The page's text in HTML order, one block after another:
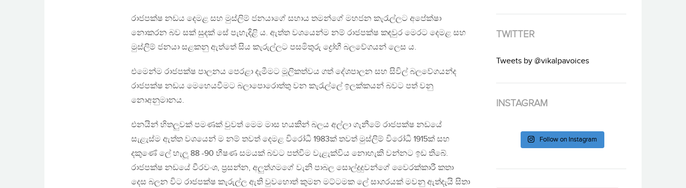
රාජපක්ෂ නඩය දෙමළ සහ මුස්ලිම් ජනයාගේ සහාය තමන්ගේ මහජන කැරැල්ලට අපේක්ෂා
නොකරන බව සක් සුදක් සේ පැහැදිළි ය. ඇත්ත වශයෙන්ම නම් රාජපක්ෂ කඳවුර මෙරට දෙමළ සහ
මුස්ලිම් ජනයා සළකනු ඇත්තේ සිය කැරුල්ලට පසමිතුරු ද්‍රෝහී බලවේගයන් ලෙස ය.
එමෙන්ම රාජපක්ෂ පාලනය පෙරළා දැමීමට මූලිකත්වය ගත් දේශපාලන සහ සිවිල් බලවේගයන්ද
රාජපක්ෂ නඩය මෙහෙයවීමට බලාපොරොත්තු වන කැරැල්ලේ ඉලක්කයන් බවට පත් වනු
නොඅනුමානය.
එනයින් හිතලුවක් පමණක් වුවත් මෙම මාස හයකින් බලය අල්ලා ගැනීමේ රාජපක්ෂ නඩයේ
සැළැස්ම ඇත්ත වශයෙන් ම නම් තවත් දෙමළ විරෝධී 1983ක් තවත් මුස්ලිම් විරෝධී 1915ක් සහ
දකුණේ ලේ හැලූ 88 -90 භීෂණ සමයක් බවට පත්වීම වැළැක්විය නොහැකි වන්නට ඉඩ තිබේ.
රාජපක්ෂ නඩයේ වීරවංශ, ප්‍රසන්න, අලුත්ගමගේ වැනි පාබල සොල්දුදුවන්ගේ වෛරක්කාරී කතා
දෙස බලන විට රාජපක්ෂ කැරුල්ල ඇති වුවහොත් කුමන මට්ටමක ලේ සාගරයක් මවනු ඇත්දැයි සිතා
TWITTER
Tweets by @vikalpavoices
INSTAGRAM
Follow on Instagram